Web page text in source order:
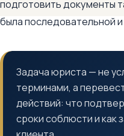
подготовить документы
была последовательной
Задача юриста — не
терминами, а
действий: что
сроки соблюсти и как